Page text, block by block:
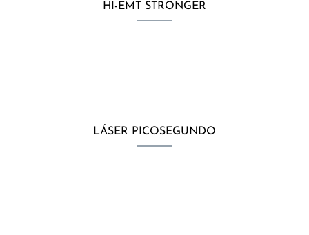
HI-EMT STRONGER
LÁSER PICOSEGUNDO